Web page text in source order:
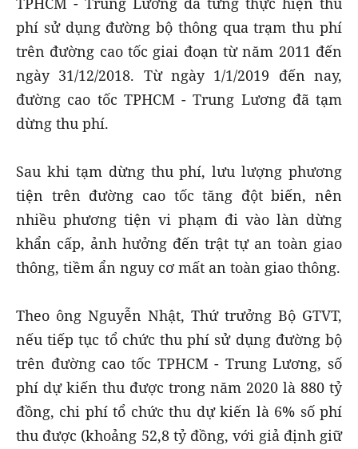
phí sử dụng đường bộ thông qua trạm thu phí
trên đường cao tốc giai đoạn từ năm 2011 đến
ngày 31/12/2018. Từ ngày 1/1/2019 đến nay,
đường cao tốc TPHCM - Trung Lương đã tạm
dừng thu phí.
Sau khi tạm dừng thu phí, lưu lượng phương
tiện trên đường cao tốc tăng đột biến, nên
nhiều phương tiện vi phạm đi vào làn dừng
khẩn cấp, ảnh hưởng đến trật tự an toàn giao
thông, tiềm ẩn nguy cơ mất an toàn giao thông.
Theo ông Nguyễn Nhật, Thứ trưởng Bộ GTVT,
nếu tiếp tục tổ chức thu phí sử dụng đường bộ
trên đường cao tốc TPHCM - Trung Lương, số
phí dự kiến thu được trong năm 2020 là 880 tỷ
đồng, chi phí tổ chức thu dự kiến là 6% số phí
thu được (khoảng 52,8 tỷ đồng, với giả định giữ